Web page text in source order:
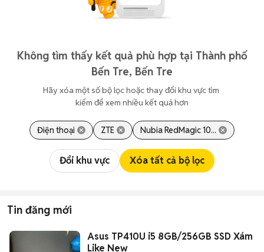
Không tìm thấy kết quả phù hợp tại Thành phố
Bến Tre, Bến Tre
Hãy xóa một số bộ lọc hoặc thay đổi khu vực tìm
kiếm để xem nhiều kết quả hơn
Điện thoại ZTE Nubia RedMagic 10...
Đổi khu vực Xóa tất cả bộ lọc
Tin đăng mới
Asus TP410U i5 8GB/256GB SSD Xám
Like New